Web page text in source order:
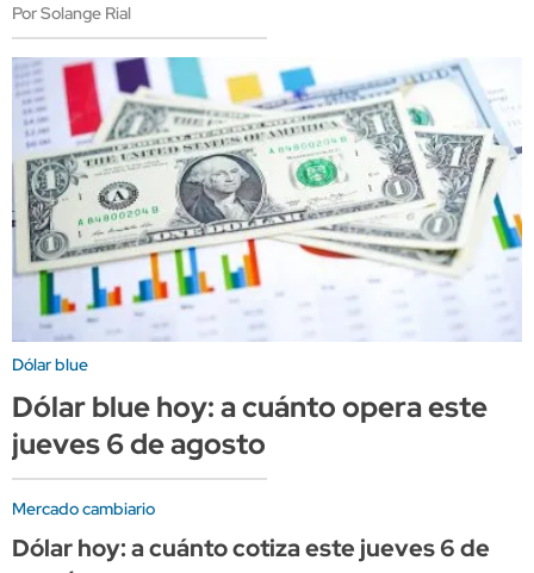
Por Solange Rial
Dólar blue
Dólar blue hoy: a cuánto opera este
jueves 6 de agosto
Mercado cambiario
Dólar hoy: a cuánto cotiza este jueves 6 de